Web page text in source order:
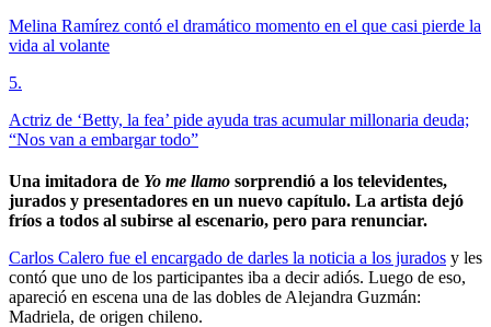
Melina Ramírez contó el dramático momento en el que casi pierde la
vida al volante
5.
Actriz de ‘Betty, la fea’ pide ayuda tras acumular millonaria deuda;
“Nos van a embargar todo”
Una imitadora de Yo me llamo sorprendió a los televidentes,
jurados y presentadores en un nuevo capítulo. La artista dejó
fríos a todos al subirse al escenario, pero para renunciar.
Carlos Calero fue el encargado de darles la noticia a los jurados y les
contó que uno de los participantes iba a decir adiós. Luego de eso,
apareció en escena una de las dobles de Alejandra Guzmán:
Madriela, de origen chileno.